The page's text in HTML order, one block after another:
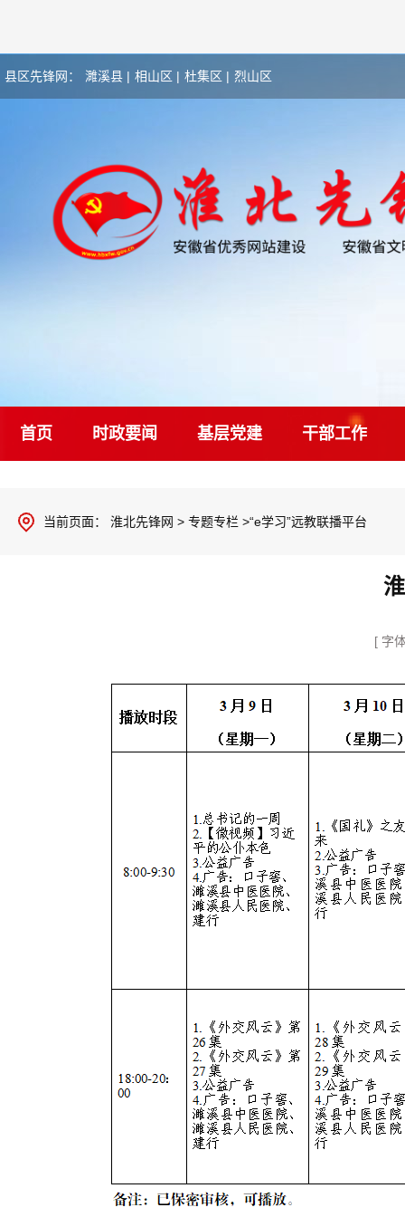
县区先锋网： 濉溪县 | 相山区 | 杜集区 | 烈山区
首页 时政要闻 基层党建 干部工作
当前页面： 淮北先锋网 > 专题专栏 >“e学习”远教联播平台
[ 字